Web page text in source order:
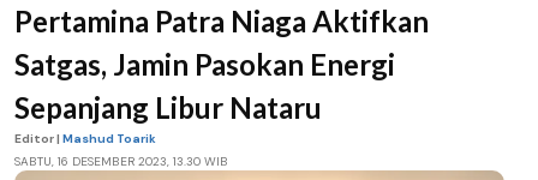
Pertamina Patra Niaga Aktifkan
Satgas, Jamin Pasokan Energi
Sepanjang Libur Nataru
Editor | Mashud Toarik
SABTU, 16 DESEMBER 2023, 13.30 WIB